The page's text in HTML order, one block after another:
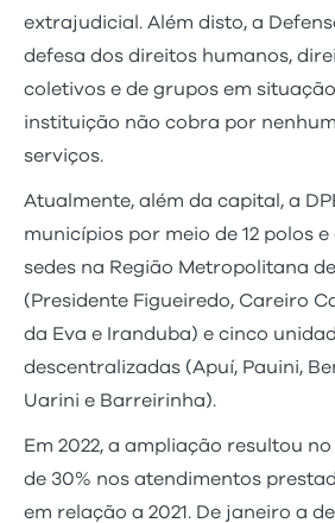
extrajudicial. Além disto, a
defesa dos direitos humanos,
coletivos e de grupos em
instituição não cobra por
serviços.
Atualmente, além da capital, a
municípios por meio de 12 polos
sedes na Região Metropolitana
(Presidente Figueiredo, Careiro
da Eva e Iranduba) e cinco
descentralizadas (Apuí, Pauini,
Uarini e Barreirinha).
Em 2022, a ampliação resultou
de 30% nos atendimentos
em relação a 2021. De janeiro a